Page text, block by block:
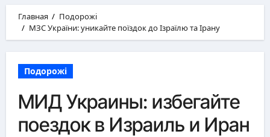
Главная
Подорожі
МЗС України: уникайте поїздок до Ізраїлю та Ірану
Подорожі
МИД Украины: избегайте
поездок в Израиль и Иран